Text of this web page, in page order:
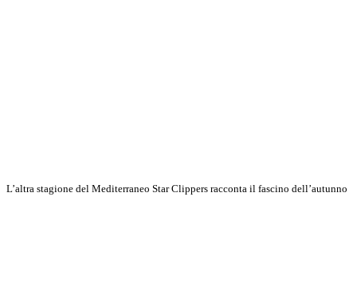
L’altra stagione del Mediterraneo Star Clippers racconta il fascino dell’autunno